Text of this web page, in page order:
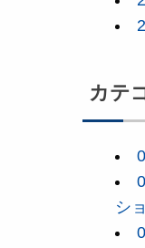
カテ
シ